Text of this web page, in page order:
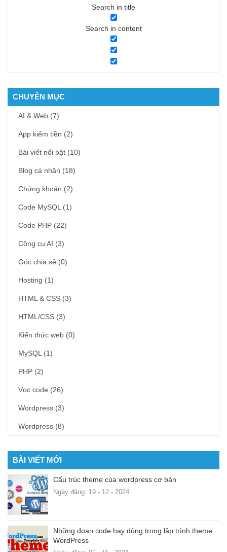
Search in title
Search in content
CHUYÊN MỤC
AI & Web (7)
App kiếm tiền (2)
Bài viết nổi bật (10)
Blog cá nhân (18)
Chứng khoán (2)
Code MySQL (1)
Code PHP (22)
Công cụ AI (3)
Góc chia sẻ (0)
Hosting (1)
HTML & CSS (3)
HTML/CSS (3)
Kiến thức web (0)
MySQL (1)
PHP (2)
Vọc code (26)
Wordpress (3)
Wordpress (8)
BÀI VIẾT MỚI
Cấu trúc theme của wordpress cơ bản
Ngày đăng: 19 - 12 - 2024
Những đoạn code hay dùng trong lập trình theme
WordPress